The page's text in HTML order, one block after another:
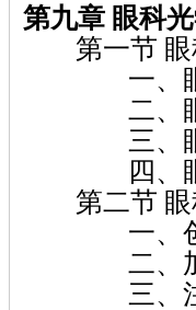
第九章 眼科
第一节 眼
一、眼科
二、眼科
三、眼科
四、眼科
第二节 眼
一、创造
二、加
三、注重